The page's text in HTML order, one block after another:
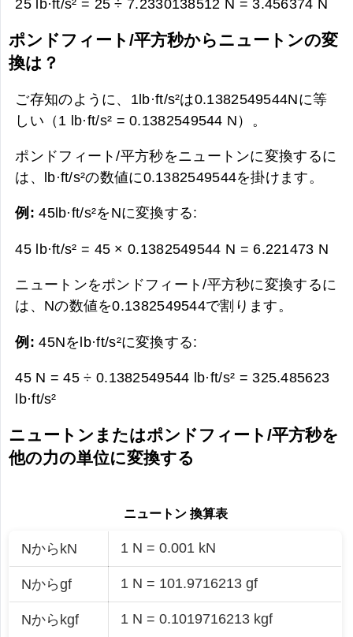
25 lb·ft/s² = 25 ÷ 7.2330138512 N =3.456374 N
ポンドフィート/平方秒からニュートンの変
換は？
ご存知のように、1lb·ft/s²は0.1382549544Nに等
しい（1 lb·ft/s² = 0.1382549544 N）。
ポンドフィート/平方秒をニュートンに変換するに
は、lb·ft/s²の数値に0.1382549544を掛けます。
例:45lb·ft/s²をNに変換する:
45 lb·ft/s² = 45 × 0.1382549544 N = 6.221473 N
ニュートンをポンドフィート/平方秒に変換するに
は、Nの数値を0.1382549544で割ります。
例:45Nをlb·ft/s²に変換する:
45 N = 45 ÷ 0.1382549544 lb·ft/s² =325.485623
lb·ft/s²
ニュートンまたはポンドフィート/平方秒を
他の力の単位に変換する
ニュートン 換算表
NからkN 1 N = 0.001 kN
Nからgf 1 N = 101.9716213 gf
Nからkgf 1 N = 0.1019716213 kgf